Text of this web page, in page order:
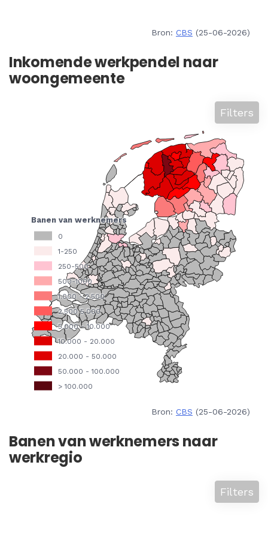
Bron: CBS (25-06-2026)
Inkomende werkpendel naar
woongemeente
Filters
Bron: CBS (25-06-2026)
Banen van werknemers naar
werkregio
Filters